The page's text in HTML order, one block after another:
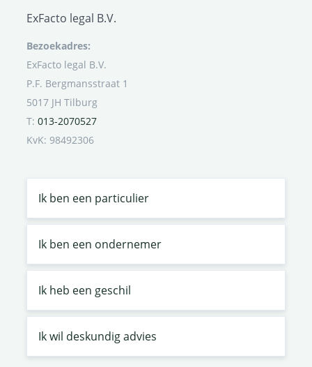
ExFacto legal B.V.
Bezoekadres:
ExFacto legal B.V.
P.F. Bergmansstraat 1
5017 JH Tilburg
T: 013-2070527
KvK: 98492306
Ik ben een particulier
Ik ben een ondernemer
Ik heb een geschil
Ik wil deskundig advies